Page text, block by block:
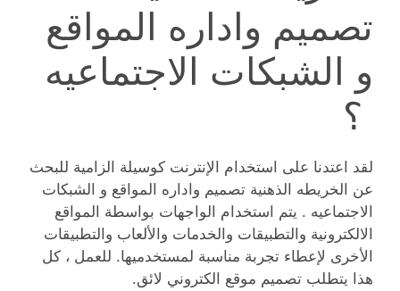
تصميم واداره المواقع
و الشبكات الاجتماعيه
؟
لقد اعتدنا على استخدام الإنترنت كوسيلة الزامية للبحث
عن الخريطه الذهنية تصميم واداره المواقع و الشبكات
الاجتماعيه . يتم استخدام الواجهات بواسطة المواقع
الالكترونية والتطبيقات والخدمات والألعاب والتطبيقات
الأخرى لإعطاء تجربة مناسبة لمستخدميها. للعمل ، كل
هذا يتطلب تصميم موقع الكتروني لائق.